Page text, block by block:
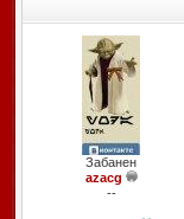
Забанен
azacg
--